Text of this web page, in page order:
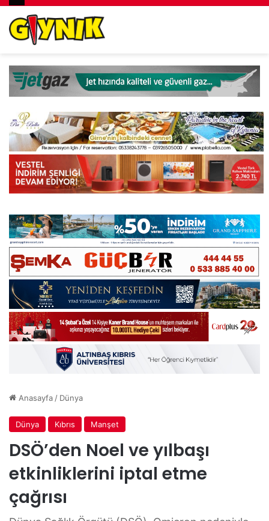
Anasayfa / Dünya
Dünya Kıbrıs Manşet
DSÖ’den Noel ve yılbaşı
etkinliklerini iptal etme
çağrısı